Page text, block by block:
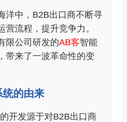
洋中，B2B出口商不断寻
营流程，提升竞争力。
限公司研发的AB客智能
带来了一波革命性的变
的由来
开发源于对B2B出口商